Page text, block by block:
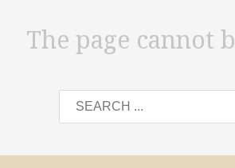
The page cannot